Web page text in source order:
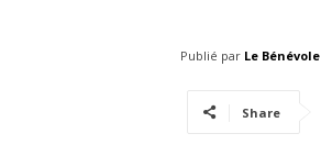
Publié par Le Bénévole
Share